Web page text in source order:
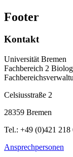
Footer
Kontakt
Universität Bremen
Fachbereich 2
Celsiusstraße 2
28359 Bremen
Tel.: +49 (0)421 218
Ansprechpersonen